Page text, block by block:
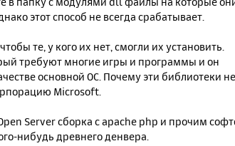
этот способ не всегда срабатывает.
те, у кого их нет, смогли их установить.
требуют многие игры и программы и он
основной ОС. Почему эти библиотеки не
Microsoft.
Server сборка с apache php и прочим
нибудь древнего денвера.